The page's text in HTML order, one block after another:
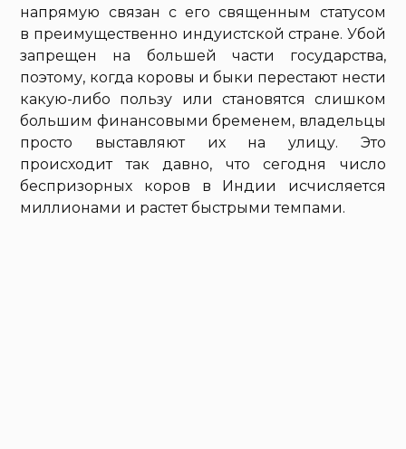
напрямую связан с его священным статусом
в преимущественно индуистской стране. Убой
запрещен на большей части государства,
поэтому, когда коровы и быки перестают нести
какую-либо пользу или становятся слишком
большим финансовыми бременем, владельцы
просто выставляют их на улицу. Это
происходит так давно, что сегодня число
беспризорных коров в Индии исчисляется
миллионами и растет быстрыми темпами.